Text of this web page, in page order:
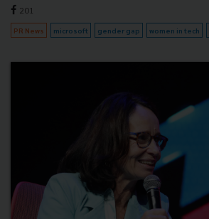
201
PR News microsoft gender gap women in tech